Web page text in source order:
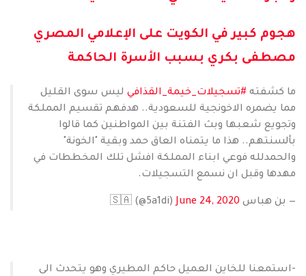
هجوم كبير في الكويت على الإعلامي المصري
مصطفى بكري بسبب الأسرة الحاكمة
ما كشفته #تسجيلات_خيمة_القذافي ليس سوى القليل
مما يضمره الاخونجية للسعودية.. هدفهم تقسيم المملكة
وتجويع شعبها وبث الفتنة بين المواطنين كما قالوا
بألسنتهم.. هذا ما يتمناه العاق حمد وبقية "الخونة"
والحمدلله فوعي ابناء المملكة افشل تلك المخططات في
مهدها وقبل ان نسمع التسجيلات.
— بن هباس 🇸🇦 (@5a1di) June 24, 2020
-استمعنا للخاين العميل حاكم المطيري وهو يتحدث الى